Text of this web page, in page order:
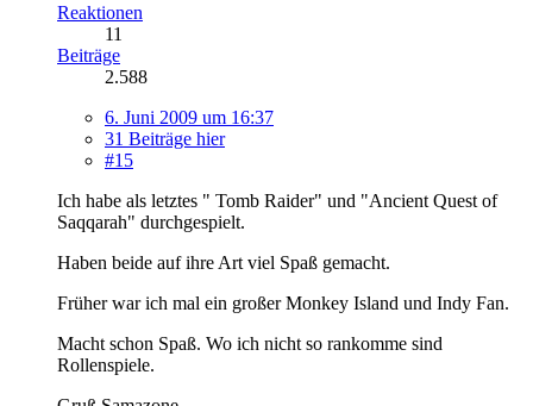
Reaktionen
11
Beiträge
2.588
6. Juni 2009 um 16:37
31 Beiträge hier
#15
Ich habe als letztes " Tomb Raider" und "Ancient Quest of
Saqqarah" durchgespielt.
Haben beide auf ihre Art viel Spaß gemacht.
Früher war ich mal ein großer Monkey Island und Indy Fan.
Macht schon Spaß. Wo ich nicht so rankomme sind
Rollenspiele.